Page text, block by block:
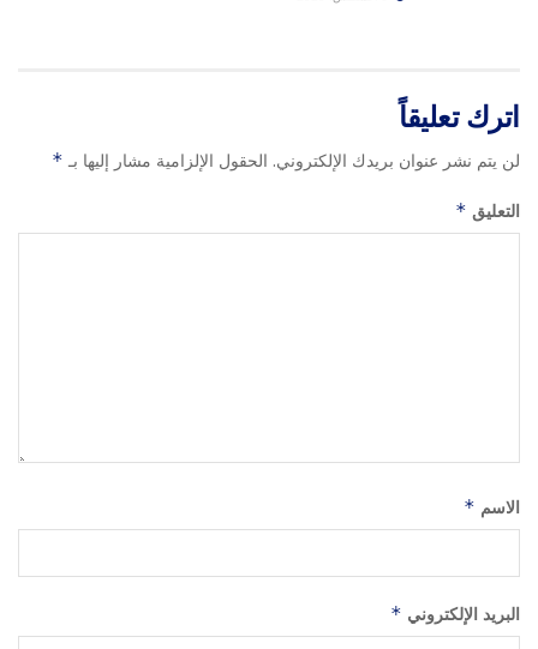
اترك تعليقاً
لن يتم نشر عنوان بريدك الإلكتروني. الحقول الإلزامية مشار إليها بـ *
التعليق *
الاسم *
البريد الإلكتروني *